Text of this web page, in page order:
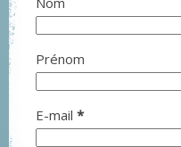
Prénom
E-mail *